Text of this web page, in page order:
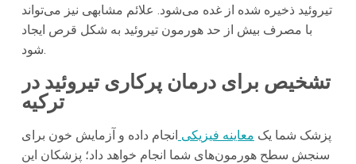
تیروئید ذخیره شده از غده می‌شود. علائم مشابهی نیز می‌تواند
با مصرف بیش از حد هورمون تیروئید به شکل قرص ایجاد
شود.
تشخیص برای درمان پرکاری تیروئید در
ترکیه
پزشک شما یک معاینه فیزیکی انجام داده و آزمایش خون برای
سنجش سطح هورمون‌های شما انجام خواهد داد؛ پزشکان این